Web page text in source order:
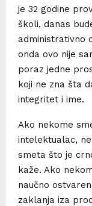
je 32 godine
školi, danas
administrativno
onda ovo nije
poraz jedne
koji ne zna šta
integritet i ime.
Ako nekome
intelektualac,
smeta što je
kaže. Ako
naučno
zaklanja iza